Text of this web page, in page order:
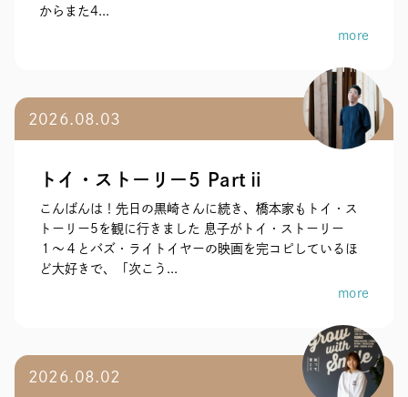
からまた4...
more
2026.08.03
トイ・ストーリー5 Partⅱ
こんばんは！先日の黒崎さんに続き、橋本家もトイ・ス
トーリー5を観に行きました 息子がトイ・ストーリー
１〜４とバズ・ライトイヤーの映画を完コピしているほ
ど大好きで、「次こう...
more
2026.08.02